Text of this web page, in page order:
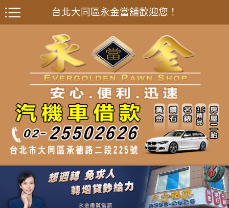
台北大同區永金當舖歡迎您！